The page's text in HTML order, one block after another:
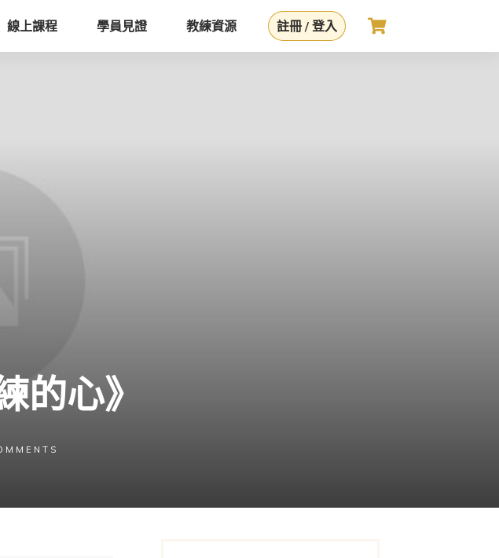
線上課程 學員見證 教練資源 註冊 / 登入
的心》